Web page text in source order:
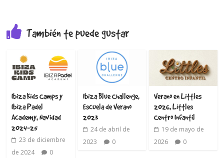
También te puede gustar
Ibiza Kids Camps y
Ibiza Padel
Academy, Navidad
2024-25
23 de diciembre
de 2024
0
Ibiza Blue Challenge,
Escuela de Verano
2023
24 de abril de
2023
0
Verano en Littles
2026, Littles
Centro Infantil
19 de mayo de
2026
0